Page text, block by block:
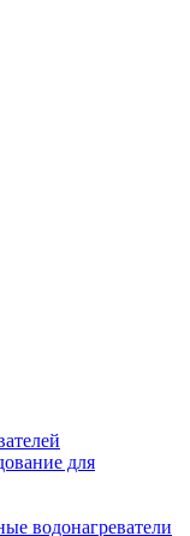
для
водонагреватели